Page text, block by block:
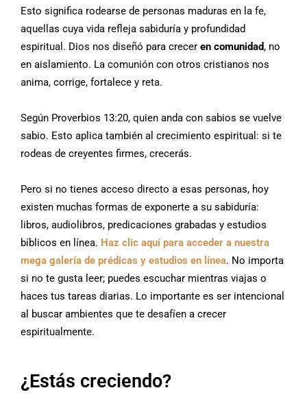
Esto significa rodearse de personas maduras en la fe,
aquellas cuya vida refleja sabiduría y profundidad
espiritual. Dios nos diseñó para crecer en comunidad, no
en aislamiento. La comunión con otros cristianos nos
anima, corrige, fortalece y reta.
Según Proverbios 13:20, quien anda con sabios se vuelve
sabio. Esto aplica también al crecimiento espiritual: si te
rodeas de creyentes firmes, crecerás.
Pero si no tienes acceso directo a esas personas, hoy
existen muchas formas de exponerte a su sabiduría:
libros, audiolibros, predicaciones grabadas y estudios
bíblicos en línea. Haz clic aquí para acceder a nuestra
mega galería de prédicas y estudios en línea. No importa
si no te gusta leer; puedes escuchar mientras viajas o
haces tus tareas diarias. Lo importante es ser intencional
al buscar ambientes que te desafíen a crecer
espiritualmente.
¿Estás creciendo?